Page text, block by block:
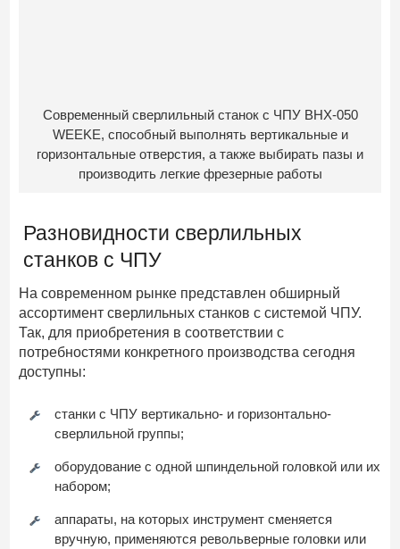
Современный сверлильный станок с ЧПУ BHX-050
WEEKE, способный выполнять вертикальные и
горизонтальные отверстия, а также выбирать пазы и
производить легкие фрезерные работы
Разновидности сверлильных
станков с ЧПУ
На современном рынке представлен обширный
ассортимент сверлильных станков с системой ЧПУ.
Так, для приобретения в соответствии с
потребностями конкретного производства сегодня
доступны:
станки с ЧПУ вертикально- и горизонтально-
сверлильной группы;
оборудование с одной шпиндельной головкой или их
набором;
аппараты, на которых инструмент сменяется
вручную, применяются револьверные головки или